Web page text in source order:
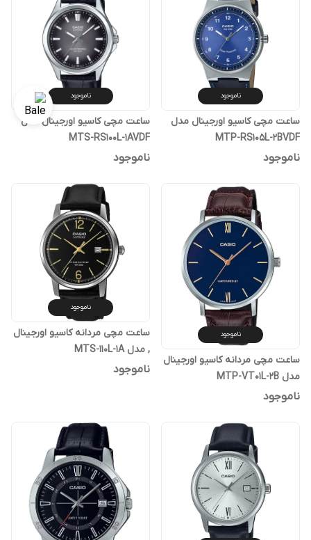
ناموجود
ساعت مچی کاسیو اورجینال مدل
MTP-RS105L-2BVDF
ناموجود
ناموجود
ساعت مچی کاسیو اورجینال مدل
MTS-RS100L-1AVDF
ناموجود
ناموجود
ساعت مچی مردانه کاسیو اورجینال
مدل MTP-VT01L-2B
ناموجود
ناموجود
ساعت مچی مردانه کاسیو اورجینال
, مدل MTS-110L-1A
ناموجود